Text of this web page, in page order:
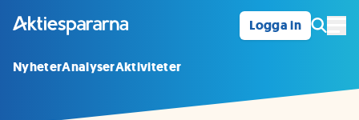
Logga in
NyheterAnalyserAktiviteter